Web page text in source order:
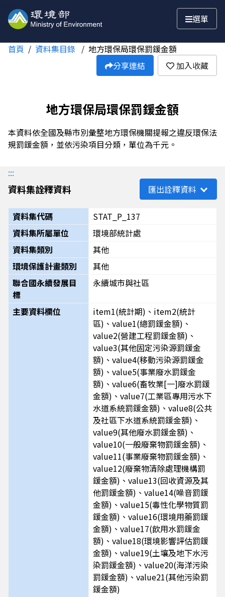
選單
首頁 資料集目錄
地方環保局環保罰鍰金額
分享連結
加入收藏
地方環保局環保罰鍰金額
本資料依全國及縣市別彙整地方環保機關提報之違反環保法
規罰鍰金額，並依污染項目分類，單位為千元。
:::
資料集詮釋資料 匯出詮釋資料
資料集代碼
STAT_P_137
資料集所屬單位
環境部統計處
資料集類別
其他
環境保護計畫類別
其他
聯合國永續發展目
標
永續城市與社區
主要資料欄位
item1(統計期)、item2(統計
區)、value1(總罰鍰金額)、
value2(營建工程罰鍰金額)、
value3(其他固定污染源罰鍰金
額)、value4(移動污染源罰鍰金
額)、value5(事業廢水罰鍰金
額)、value6(畜牧業[一]廢水罰鍰
金額)、value7(工業區專用污水下
水道系統罰鍰金額)、value8(公共
及社區下水道系統罰鍰金額)、
value9(其他廢水罰鍰金額)、
value10(一般廢棄物罰鍰金額)、
value11(事業廢棄物罰鍰金額)、
value12(廢棄物清除處理機構罰
鍰金額)、value13(回收資源及其
他罰鍰金額)、value14(噪音罰鍰
金額)、value15(毒性化學物質罰
鍰金額)、value16(環境用藥罰鍰
金額)、value17(飲用水罰鍰金
額)、value18(環境影響評估罰鍰
金額)、value19(土壤及地下水污
染罰鍰金額)、value20(海洋污染
罰鍰金額)、value21(其他污染罰
鍰金額)